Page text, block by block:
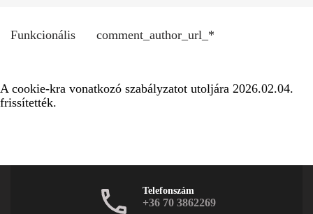
Funkcionális comment_author_url_*
A cookie-kra vonatkozó szabályzatot utoljára 2026.02.04.
frissítették.
Telefonszám
+36 70 3862269